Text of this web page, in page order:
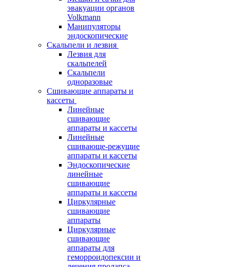
эвакуации органов
Volkmann
Манипуляторы
эндоскопические
Скальпели и лезвия
Лезвия для
скальпелей
Скальпели
одноразовые
Сшивающие аппараты и
кассеты
Линейные
сшивающие
аппараты и кассеты
Линейные
сшивающе-режущие
аппараты и кассеты
Эндоскопические
линейные
сшивающие
аппараты и кассеты
Циркулярные
сшивающие
аппараты
Циркулярные
сшивающие
аппараты для
геморроидопексии и